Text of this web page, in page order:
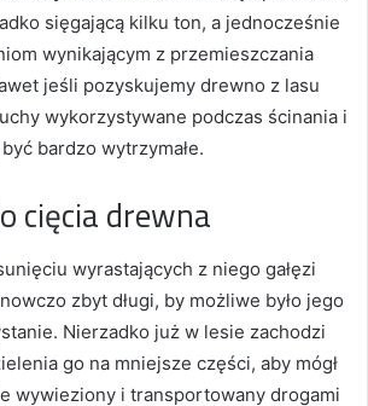
sięgającą kilku ton, a jednocześnie
wynikającym z przemieszczania
jeśli pozyskujemy drewno z lasu
wykorzystywane podczas ścinania i
bardzo wytrzymałe.
cięcia drewna
wyrastających z niego gałęzi
zbyt długi, by możliwe było jego
Nierzadko już w lesie zachodzi
go na mniejsze części, aby mógł
wywieziony i transportowany drogami